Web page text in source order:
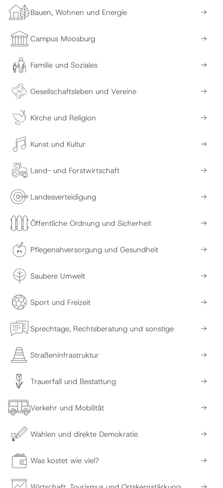
Bauen, Wohnen und Energie
Campus Moosburg
Familie und Soziales
Gesellschaftsleben und Vereine
Kirche und Religion
Kunst und Kultur
Land- und Forstwirtschaft
Landesverteidigung
Öffentliche Ordnung und Sicherheit
Pflegenahversorgung und Gesundheit
Saubere Umwelt
Sport und Freizeit
Sprechtage, Rechtsberatung und sonstige
Straßeninfrastruktur
Trauerfall und Bestattung
Verkehr und Mobilität
Wahlen und direkte Demokratie
Was kostet wie viel?